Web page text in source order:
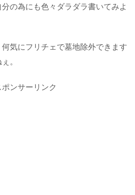
の為にも色々ダラダラ書いてみよ
気にフリチェで墓地除外できます
。
ポンサーリンク